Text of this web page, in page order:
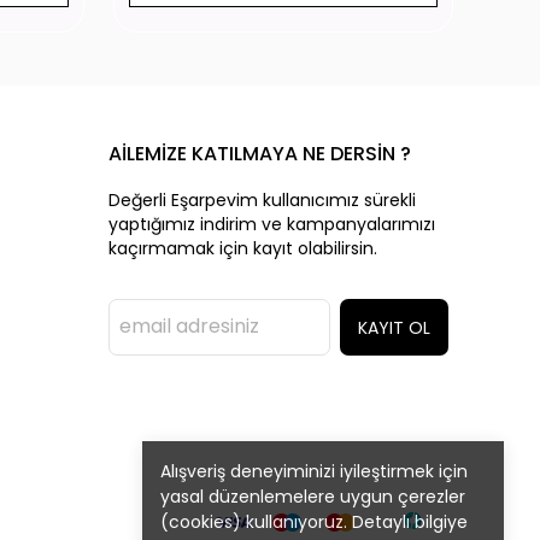
Alışveriş deneyiminizi iyileştirmek için
yasal düzenlemelere uygun çerezler
(cookies) kullanıyoruz. Detaylı bilgiye
AİLEMİZE KATILMAYA NE DERSİN ?
Değerli Eşarpevim kullanıcımız sürekli
yaptığımız indirim ve kampanyalarımızı
kaçırmamak için kayıt olabilirsin.
KAYIT OL